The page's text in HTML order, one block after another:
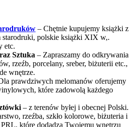
– Chętnie kupujemy książki z
starodruki, polskie książki XIX w,.
etc.
Sztuka – Zapraszamy do odkrywania
rzeźb, porcelany, sreber, biżuterii etc.,
wnętrze.
prawdziwych melomanów oferujemy
które zadowolą każdego
– z terenów byłej i obecnej Polski.
rzeźba, szkło kolorowe, biżuteria i
PRL, które dodadzą Twojemu wnętrzu